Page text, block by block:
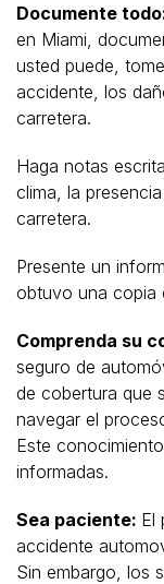
Documente
en Miami,
usted puede,
accidente, los
carretera.
Haga notas
clima, la
carretera.
Presente un
obtuvo una copia
Comprenda su
seguro de
de cobertura que
navegar el
Este
informadas.
Sea paciente: El
accidente
Sin embargo, los